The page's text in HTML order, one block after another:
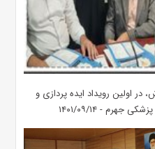
در اولین رویداد ایده پردازی و
- ۱۴۰۱/۰۹/۱۴